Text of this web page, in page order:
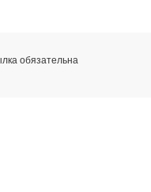
обязательна